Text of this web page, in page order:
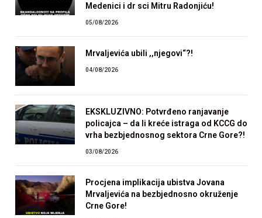
Medenici i dr sci Mitru Radonjiću!
05/08/2026
Mrvaljevića ubili ,,njegovi“?!
04/08/2026
EKSKLUZIVNO: Potvrđeno ranjavanje
policajca – da li kreće istraga od KCCG do
vrha bezbjednosnog sektora Crne Gore?!
03/08/2026
Procjena implikacija ubistva Jovana
Mrvaljevića na bezbjednosno okruženje
Crne Gore!